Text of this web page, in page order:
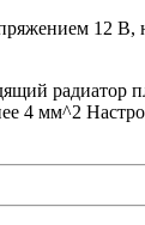
12
мм^2